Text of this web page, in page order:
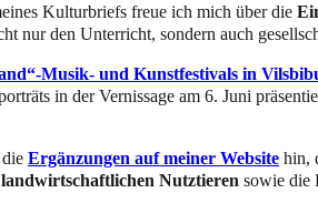
Kulturbriefs freue ich mich über die
nur den Unterricht, sondern auch
Musik- und Kunstfestivals in
in der Vernissage am 6. Juni
Ergänzungen auf meiner Website hin,
Nutztieren sowie die